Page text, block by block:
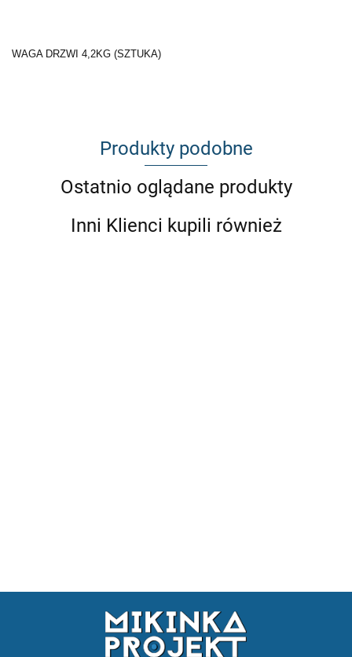
WAGA DRZWI 4,2KG (SZTUKA)
Produkty podobne
Ostatnio oglądane produkty
Inni Klienci kupili również